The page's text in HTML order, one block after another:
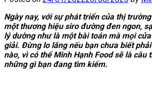
Ngày nay, với sự phát triển của thị
một thương hiệu siro đường đen ngon,
lý dường như là một bài toán mà mọi
giải. Đừng lo lắng nếu bạn chưa biết
nào, vì có thể Minh Hạnh Food sẽ là câu
những gì bạn đang tìm kiếm.